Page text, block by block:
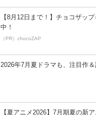
【8月12日まで！】チョコザッ
中！
（PR）chocoZAP
2026年7月夏ドラマも、注目作
【夏アニメ2026】7月期夏の新